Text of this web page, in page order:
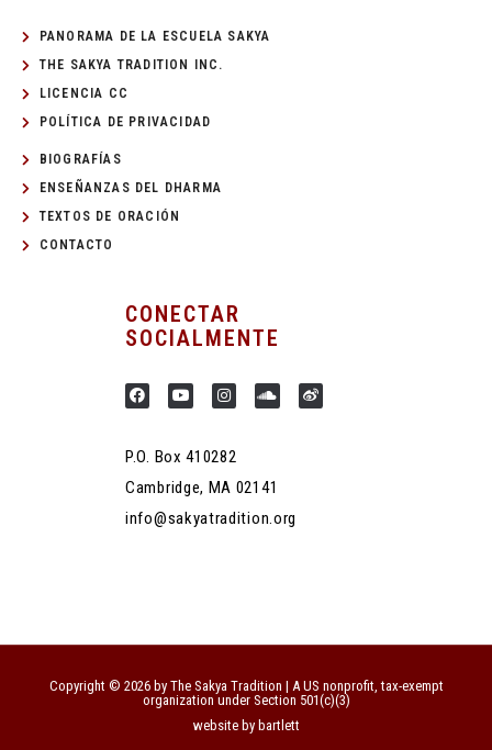
PANORAMA DE LA ESCUELA SAKYA
THE SAKYA TRADITION INC.
LICENCIA CC
POLÍTICA DE PRIVACIDAD
BIOGRAFÍAS
ENSEÑANZAS DEL DHARMA
TEXTOS DE ORACIÓN
CONTACTO
CONECTAR
SOCIALMENTE
P.O. Box 410282
Cambridge, MA 02141
info@sakyatradition.org
Copyright © 2026 by The Sakya Tradition | A US nonprofit, tax-exempt
organization under Section 501(c)(3)
website by bartlett